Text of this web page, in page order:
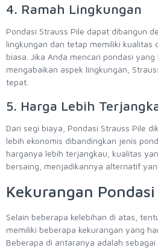
4. Ramah Lingkungan
Pondasi Strauss Pile dapat dibangun
lingkungan dan tetap memiliki kualitas
biasa. Jika Anda mencari pondasi
mengabaikan aspek lingkungan,
tepat.
5. Harga Lebih
Dari segi biaya, Pondasi Strauss Pile
lebih ekonomis dibandingkan jenis
harganya lebih terjangkau, kualitas
bersaing, menjadikannya alternatif
Kekurangan
Selain beberapa kelebihan di atas,
memiliki beberapa kekurangan yang
Beberapa di antaranya adalah sebagai